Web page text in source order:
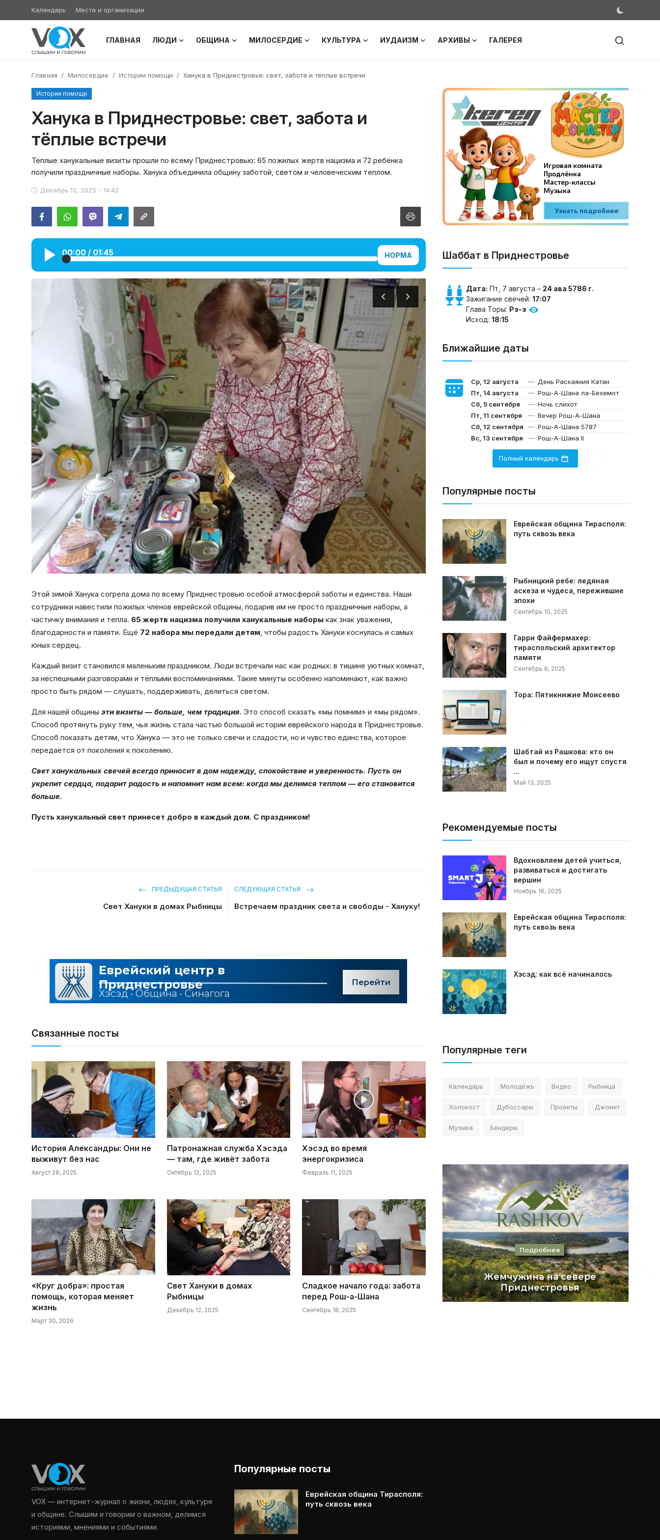
Календарь Места и организации
ГЛАВНАЯ ЛЮДИ ОБЩИНА МИЛОСЕРДИЕ КУЛЬТУРА ИУДАИЗМ АРХИВЫ ГАЛЕРЕЯ
Община
Милосердие
Культура
Архивы
Места и организации
Главная Милосердие Истории помощи Ханука в Приднестровье: свет, забота и тёплые встречи
Истории помощи
Ханука в Приднестровье: свет, забота и
тёплые встречи
Тёплые ханукальные визиты прошли по всему Приднестровью: 65 пожилых жертв нацизма и 72 ребёнка
получили праздничные наборы. Ханука объединила общину заботой, светом и человеческим теплом.
Декабрь 12, 2025 - 14:42
00:00 / 01:45 НОРМА
Этой зимой Ханука согрела дома по всему Приднестровью особой атмосферой заботы и единства. Наши
сотрудники навестили пожилых членов еврейской общины, подарив им не просто праздничные наборы, а
частичку внимания и тепла. 65 жертв нацизма получили ханукальные наборы как знак уважения,
благодарности и памяти. Ещё 72 набора мы передали детям, чтобы радость Хануки коснулась и самых
юных сердец.
Каждый визит становился маленьким праздником. Люди встречали нас как родных: в тишине уютных комнат,
за неспешными разговорами и тёплыми воспоминаниями. Такие минуты особенно напоминают, как важно
просто быть рядом — слушать, поддерживать, делиться светом.
Для нашей общины эти визиты —больше, чем традиция. Это способ сказать «мы помним» и «мы рядом».
Способ протянуть руку тем, чья жизнь стала частью большой истории еврейского народа в Приднестровье.
Способ показать детям, что Ханука — это не только свечи и сладости, но и чувство единства, которое
передаётся от поколения к поколению.
Свет ханукальных свечей всегда приносит в дом надежду, спокойствие и уверенность. Пусть он
укрепит сердца, подарит радость и напомнит нам всем: когда мы делимся теплом —его становится
больше.
Пусть ханукальный свет принесет добро в каждый дом. С праздником!
ПРЕДЫДУЩАЯ СТАТЬЯ
Свет Хануки в домах Рыбницы
СЛЕДУЮЩАЯ СТАТЬЯ
Встречаем праздник света и свободы - Хануку!
Связанные посты
История Александры: Они не
выживут без нас
Август 28, 2025
Патронажная служба Хэсэда
— там, где живёт забота
Октябрь 12, 2025
Хэсэд во время
энергокризиса
Февраль 11, 2025
«Круг добра»: простая
помощь, которая меняет
жизнь
Март 30, 2026
Свет Хануки в домах
Рыбницы
Декабрь 12, 2025
Сладкое начало года: забота
перед Рош-а-Шана
Сентябрь 18, 2025
Шаббат в Приднестровье
Дата: Пт, 7 августа – 24 ава 5786 г.
Зажигание свечей: 17:07
Глава Торы: Рэ-э
Исход: 18:15
Ближайшие даты
Ср, 12 августа — День Раскаяния Катан
Пт, 14 августа
— Рош-А-Шана ла-Бехемот
Сб, 5 сентября
— Ночь слихот
Пт, 11 сентября
— Вечер Рош-А-Шана
Сб, 12 сентября
— Рош-А-Шана 5787
Вс, 13 сентября
— Рош-А-Шана II
Полный календарь
Популярные посты
Еврейская община Тирасполя:
путь сквозь века
Рыбницкий ребе: ледяная
аскеза и чудеса, пережившие
эпохи
Сентябрь 10, 2025
Гарри Файфермахер:
тираспольский архитектор
памяти
Сентябрь 9, 2025
Тора: Пятикнижие Моисеево
Шабтай из Рашкова: кто он
был и почему его ищут спустя
...
Май 13, 2025
Рекомендуемые посты
Вдохновляем детей учиться,
развиваться и достигать
вершин
Ноябрь 16, 2025
Еврейская община Тирасполя:
путь сквозь века
Хэсэд: как всё начиналось
Популярные теги
Календарь Молодёжь Видео Рыбница
Холокост Дубоссары Проекты Джоинт
Музыка Бендеры
VOX — интернет-журнал о жизни, людях, культуре
и общине. Слышим и говорим о важном, делимся
историями, мнениями и событиями.
Популярные посты
Еврейская община Тирасполя:
путь сквозь века